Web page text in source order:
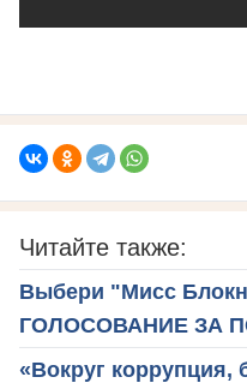
Читайте также:
Выбери "Мисс
ГОЛОСОВАНИЕ ЗА
«Вокруг коррупция,